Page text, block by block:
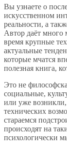
Вы узнаете о
искусственном
реальности, а
Автор даёт много
время крупные
актуальные
которые мчатся
полезная книга,
Это не
социальные,
или уже возникли,
технических
стараемся
происходят на
психологически